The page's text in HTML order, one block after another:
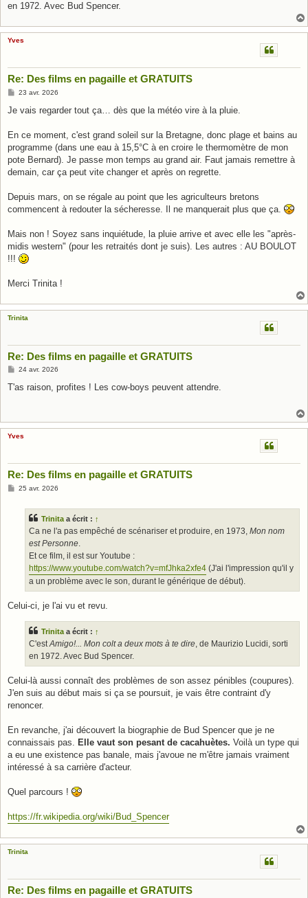
en 1972. Avec Bud Spencer.
Yves
Re: Des films en pagaille et GRATUITS
M
s
g
23 avr. 2026
Je vais regarder tout ça… dès que la météo vire à la pluie.
En ce moment, c'est grand soleil sur la Bretagne, donc plage et bains au
programme (dans une eau à 15,5°C à en croire le thermomètre de mon
pote Bernard). Je passe mon temps au grand air. Faut jamais remettre à
demain, car ça peut vite changer et après on regrette.
Depuis mars, on se régale au point que les agriculteurs bretons
commencent à redouter la sécheresse. Il ne manquerait plus que ça.
Mais non ! Soyez sans inquiétude, la pluie arrive et avec elle les "après-
midis western" (pour les retraités dont je suis). Les autres : AU BOULOT
!!!
Merci Trinita !
Trinita
Re: Des films en pagaille et GRATUITS
M
s
24 avr. 2026
T'as raison, profites ! Les cow-boys peuvent attendre.
Yves
Re: Des films en pagaille et GRATUITS
M25 avr. 2026
Trinita a écrit : ↑
Ca ne l'a pas empêché de scénariser et produire, en 1973, Mon nom
est Personne.
Et ce film, il est sur Youtube :
https://www.youtube.com/watch?v=mfJhka2xfe4 (J'ai l'impression qu'il y
a un problème avec le son, durant le générique de début).
Celui-ci, je l'ai vu et revu.
Trinita a écrit : ↑
C'estAmigo!... Mon colt a deux mots à te dire, de Maurizio Lucidi, sorti
en 1972. Avec Bud Spencer.
Celui-là aussi connaît des problèmes de son assez pénibles (coupures).
J'en suis au début mais si ça se poursuit, je vais être contraint d'y
renoncer.
En revanche, j'ai découvert la biographie de Bud Spencer que je ne
connaissais pas. Elle vaut son pesant de cacahuètes. Voilà un type qui
a eu une existence pas banale, mais j'avoue ne m'être jamais vraiment
intéressé à sa carrière d'acteur.
Quel parcours !
https://fr.wikipedia.org/wiki/Bud_Spencer
Trinita
Re: Des films en pagaille et GRATUITS